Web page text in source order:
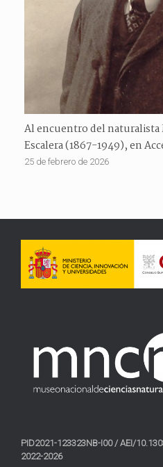
Al encuentro del
Escalera (1867-1949), en
25 de febrero de 2026
PID2021-123323NB-I00 / AEI/
2022-2026